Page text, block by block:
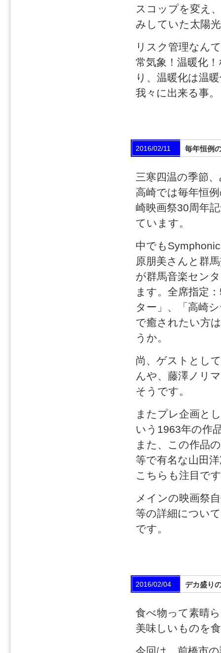
スコップを変え
みしていた太陽
リスク管理なん
常気象！温暖化
り、温暖化は温
我々に出来る事。
2016/02/11 毎年恒例
三寒四温の季節
高崎では毎年恒
崎映画祭30周年
ています。
中でも
原朋美さんと群
が群馬音楽セン
ます。全席指定
ター」、「高崎
で癒されたい方
うか。
尚、ゲストとし
んや、藤澤ノリ
そうです。
またプレ企画と
いう1963年の作
また、この作品
等で有名な山田
こちらも注目で
メインの映画祭
等の詳細につい
です。
2016/02/04 デカ盛り
食べ物って素晴
美味しいものを